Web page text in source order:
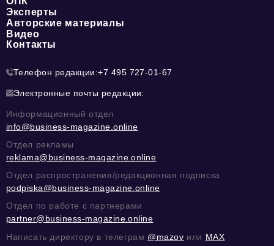
Эксперты
Авторские материалы
Видео
Контакты
Телефон редакции:+7 495 727-01-67
Электронные почты редакции:
Информационный отдел
info@business-magazine.online
Отдел рекламы
reklama@business-magazine.online
Отдел распространения/редакционная подписка
podpiska@business-magazine.online
Отдел по работе с партнерами
partner@business-magazine.online
Написать директору в телеграм @mazov или MAX